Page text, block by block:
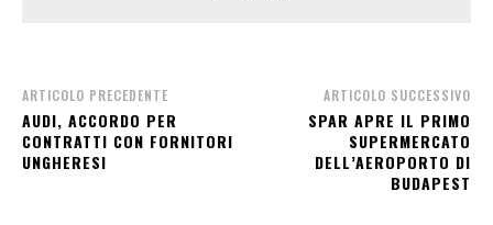
ARTICOLO PRECEDENTE
AUDI, ACCORDO PER
CONTRATTI CON FORNITORI
UNGHERESI
ARTICOLO SUCCESSIVO
SPAR APRE IL PRIMO
SUPERMERCATO
DELL’AEROPORTO DI
BUDAPEST